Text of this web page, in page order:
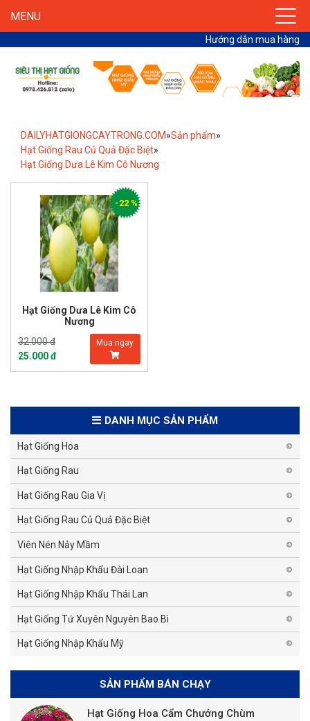
MENU
Hướng dẫn mua hàng
DAILYHATGIONGCAYTRONG.COM»Sản phẩm»
Hạt Giống Rau Củ Quả Đặc Biệt»
Hạt Giống Dưa Lê Kim Cô Nương
Hạt Giống Dưa Lê Kim Cô
Nương
32.000 đ
25.000 đ
Mua ngay
-22 %
DANH MỤC SẢN PHẨM
Hạt Giống Hoa
Hạt Giống Rau
Hạt Giống Rau Gia Vị
Hạt Giống Rau Củ Quả Đặc Biệt
Viên Nén Nảy Mầm
Hạt Giống Nhập Khẩu Đài Loan
Hạt Giống Nhập Khẩu Thái Lan
Hạt Giống Tứ Xuyên Nguyên Bao Bì
Hạt Giống Nhập Khẩu Mỹ
SẢN PHẨM BÁN CHẠY
Hạt Giống Hoa Cẩm Chướng Chùm